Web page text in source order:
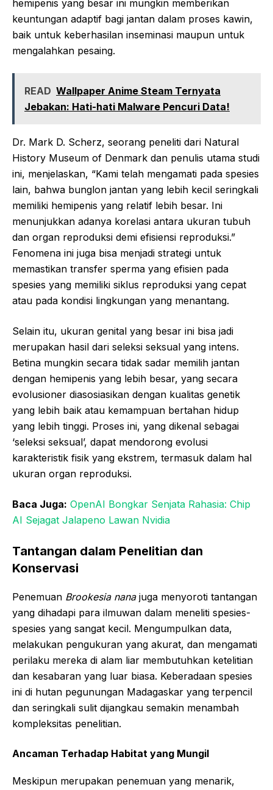
hemipenis yang besar ini mungkin memberikan
keuntungan adaptif bagi jantan dalam proses kawin,
baik untuk keberhasilan inseminasi maupun untuk
mengalahkan pesaing.
READ Wallpaper Anime Steam Ternyata
Jebakan: Hati-hati Malware Pencuri Data!
Dr. Mark D. Scherz, seorang peneliti dari Natural
History Museum of Denmark dan penulis utama studi
ini, menjelaskan, “Kami telah mengamati pada spesies
lain, bahwa bunglon jantan yang lebih kecil seringkali
memiliki hemipenis yang relatif lebih besar. Ini
menunjukkan adanya korelasi antara ukuran tubuh
dan organ reproduksi demi efisiensi reproduksi.”
Fenomena ini juga bisa menjadi strategi untuk
memastikan transfer sperma yang efisien pada
spesies yang memiliki siklus reproduksi yang cepat
atau pada kondisi lingkungan yang menantang.
Selain itu, ukuran genital yang besar ini bisa jadi
merupakan hasil dari seleksi seksual yang intens.
Betina mungkin secara tidak sadar memilih jantan
dengan hemipenis yang lebih besar, yang secara
evolusioner diasosiasikan dengan kualitas genetik
yang lebih baik atau kemampuan bertahan hidup
yang lebih tinggi. Proses ini, yang dikenal sebagai
‘seleksi seksual’, dapat mendorong evolusi
karakteristik fisik yang ekstrem, termasuk dalam hal
ukuran organ reproduksi.
Baca Juga: OpenAI Bongkar Senjata Rahasia: Chip
AI Sejagat Jalapeno Lawan Nvidia
Tantangan dalam Penelitian dan
Konservasi
Penemuan Brookesia nanajuga menyoroti tantangan
yang dihadapi para ilmuwan dalam meneliti spesies-
spesies yang sangat kecil. Mengumpulkan data,
melakukan pengukuran yang akurat, dan mengamati
perilaku mereka di alam liar membutuhkan ketelitian
dan kesabaran yang luar biasa. Keberadaan spesies
ini di hutan pegunungan Madagaskar yang terpencil
dan seringkali sulit dijangkau semakin menambah
kompleksitas penelitian.
Ancaman Terhadap Habitat yang Mungil
Meskipun merupakan penemuan yang menarik,